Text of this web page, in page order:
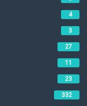
4
3
27
11
23
332